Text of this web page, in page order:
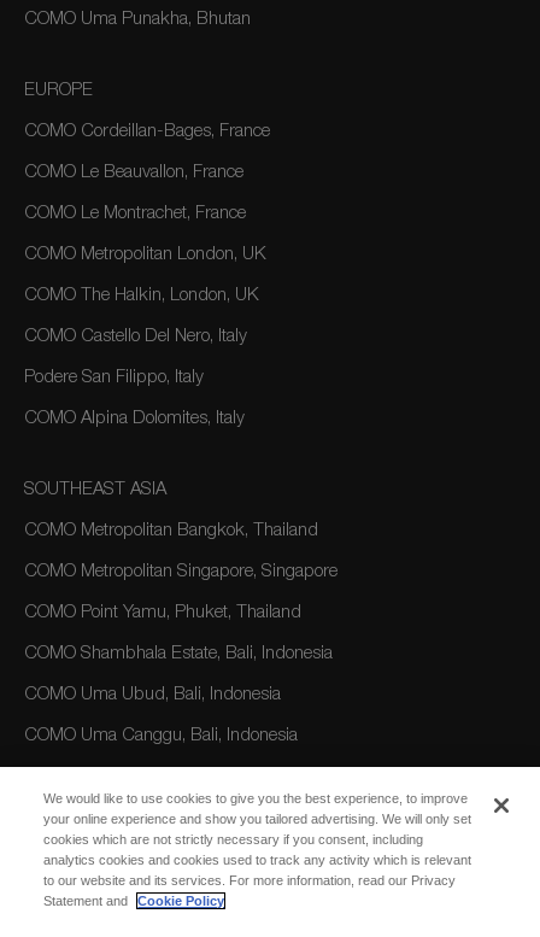
COMO Uma Punakha, Bhutan
EUROPE
COMO Cordeillan-Bages, France
COMO Le Beauvallon, France
COMO Le Montrachet, France
COMO Metropolitan London, UK
COMO The Halkin, London, UK
COMO Castello Del Nero, Italy
Podere San Filippo, Italy
COMO Alpina Dolomites, Italy
SOUTHEAST ASIA
COMO Metropolitan Bangkok, Thailand
COMO Metropolitan Singapore, Singapore
COMO Point Yamu, Phuket, Thailand
COMO Shambhala Estate, Bali, Indonesia
COMO Uma Ubud, Bali, Indonesia
COMO Uma Canggu, Bali, Indonesia
AMERICAS
COMO Parrot Cay, Turks and Caicos
We would like to use cookies to give you the best experience, to improve
your online experience and show you tailored advertising. We will only set
cookies which are not strictly necessary if you consent, including
analytics cookies and cookies used to track any activity which is relevant
to our website and its services. For more information, read our Privacy
Statement and
Cookie Policy